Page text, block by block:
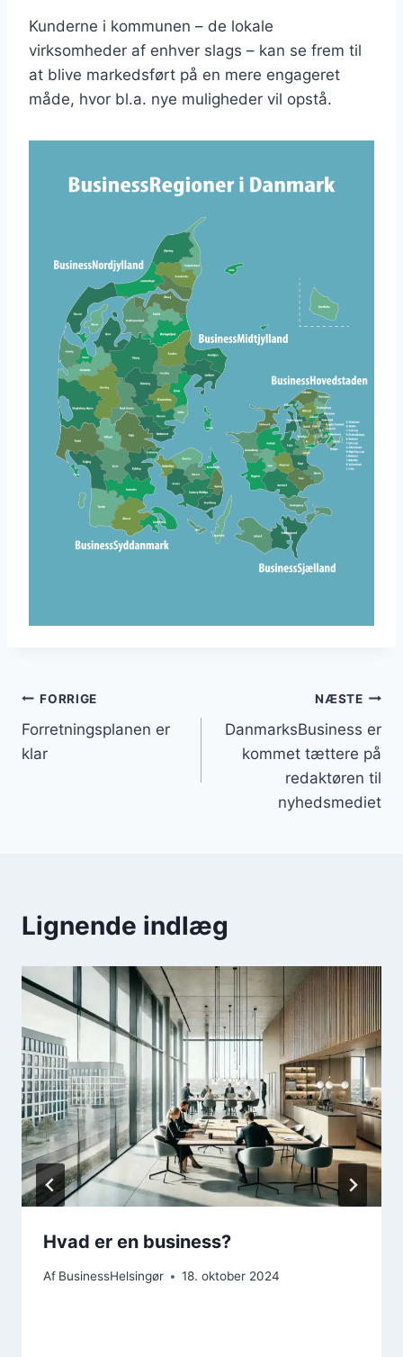
Kunderne i kommunen – de lokale
virksomheder af enhver slags – kan se frem til
at blive markedsført på en mere engageret
måde, hvor bl.a. nye muligheder vil opstå.
Indlægsnavigation
FORRIGE
Forretningsplanen er
klar
NÆSTE
DanmarksBusiness er
kommet tættere på
redaktøren til
nyhedsmediet
Lignende indlæg
Hvad er en business?
Af BusinessHelsingør 18. oktober 2024